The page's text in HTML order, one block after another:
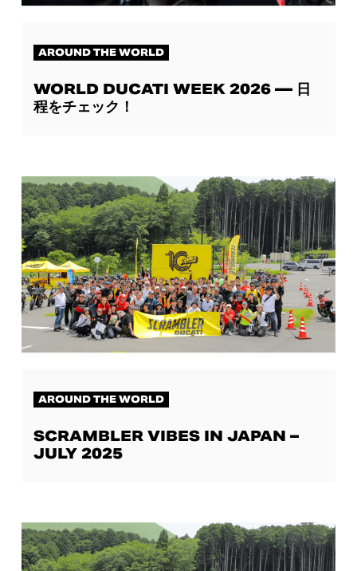
AROUND THE WORLD
WORLD DUCATI WEEK 2026 ― 日
程をチェック！
AROUND THE WORLD
SCRAMBLER VIBES IN JAPAN –
JULY 2025